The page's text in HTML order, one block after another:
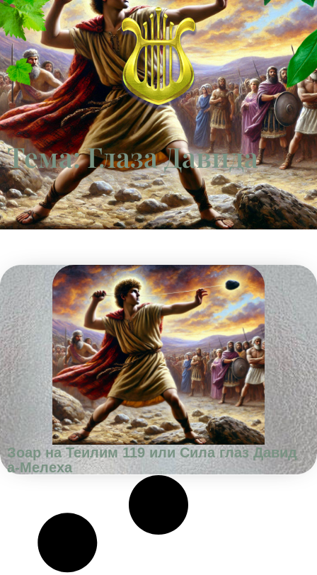
Тема: Глаза Давида
Зоар на Теилим 119 или Сила глаз Давид
а-Мелеха